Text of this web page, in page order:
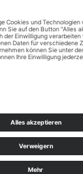
Anmelden